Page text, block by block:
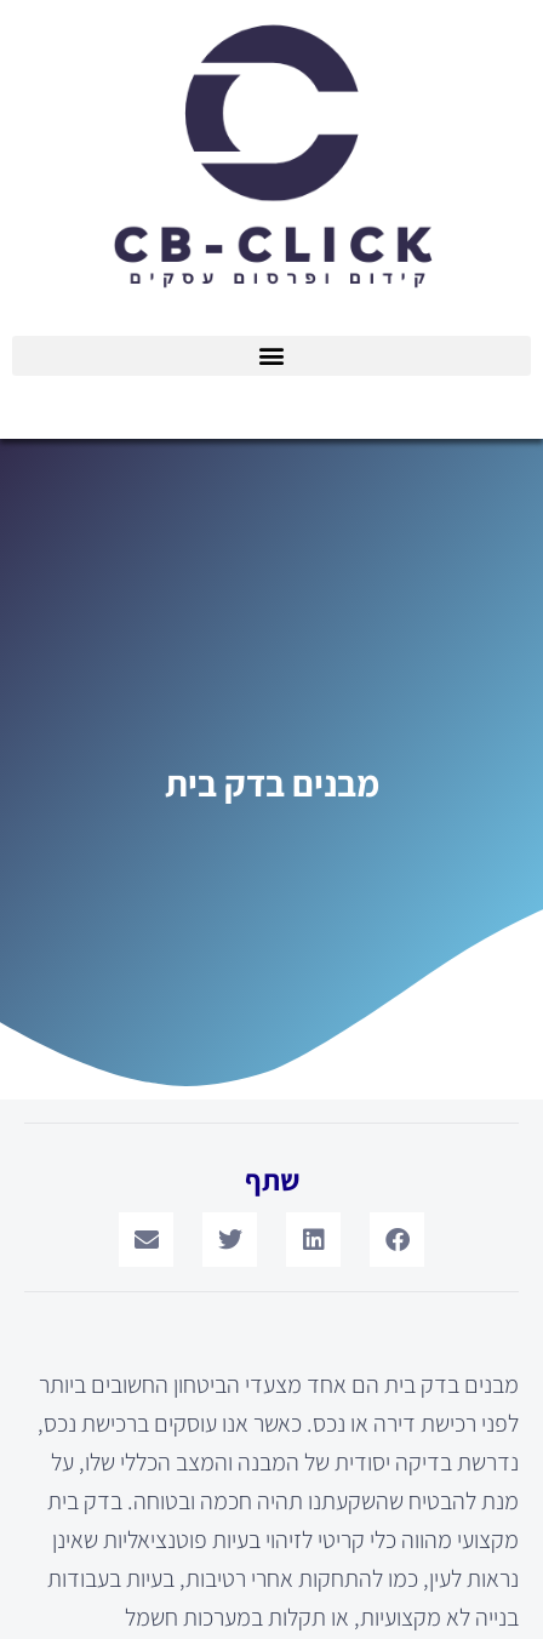
מבנים בדק בית
שתף
מבנים בדק בית הם אחד מצעדי הביטחון החשובים ביותר
לפני רכישת דירה או נכס. כאשר אנו עוסקים ברכישת נכס,
נדרשת בדיקה יסודית של המבנה והמצב הכללי שלו, על
מנת להבטיח שהשקעתנו תהיה חכמה ובטוחה. בדק בית
מקצועי מהווה כלי קריטי לזיהוי בעיות פוטנציאליות שאינן
נראות לעין, כמו להתחקות אחרי רטיבות, בעיות בעבודות
בנייה לא מקצועיות, או תקלות במערכות חשמל